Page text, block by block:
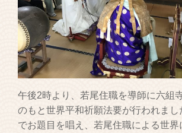
午後2時より、若尾住職を導師に六組
のもと世界平和祈願法要が行われまし
でお題目を唱え、若尾住職による世界